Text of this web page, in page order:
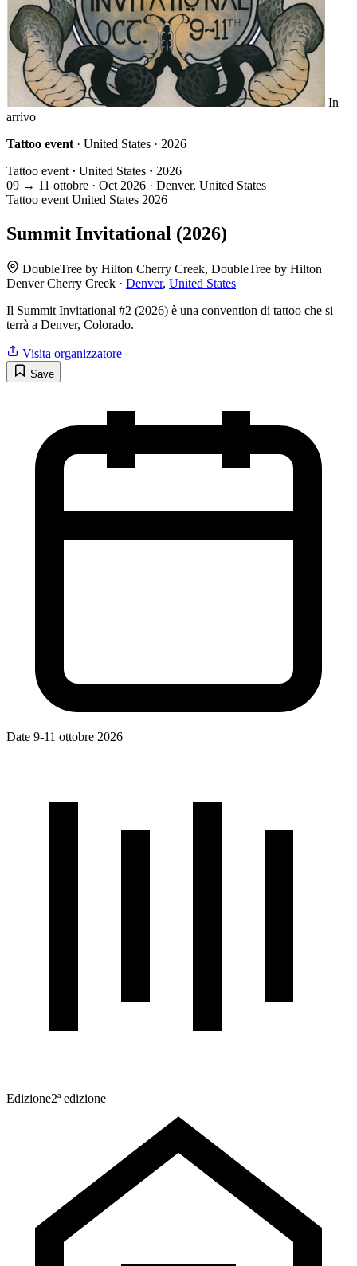
In
arrivo
Tattoo event · United States · 2026
Tattoo event · United States · 2026
09 → 11 ottobre · Oct 2026 · Denver, United States
Tattoo event United States 2026
Summit Invitational (2026)
DoubleTree by Hilton Cherry Creek, DoubleTree by Hilton
Denver Cherry Creek · Denver, United States
Il Summit Invitational #2 (2026) è una convention di tattoo che si
terrà a Denver, Colorado.
Visita organizzatore
Save
Date 9-11 ottobre 2026
Edizione2ª edizione